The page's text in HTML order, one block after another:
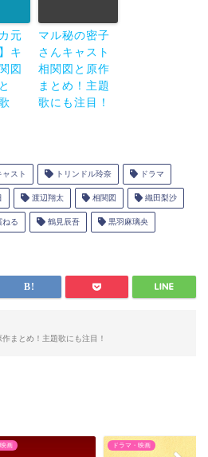
元
キ
図
マル秘の密子
さんキャスト
相関図と原作
まとめ！主題
歌にも注目！
ャスト トリンドル玲奈 ドラマ
渡辺翔太 相関図 織田梨沙
ねる 鶴見辰吾 黒羽麻璃央
まとめ！主題歌にも注目！
画 ドラマ・映画